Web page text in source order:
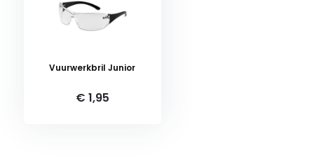
Vuurwerkbril Junior
€ 1,95